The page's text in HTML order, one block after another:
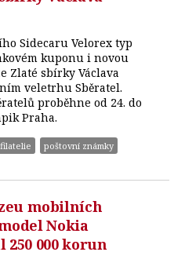
Sidecaru Velorex typ
kuponu i novou
Zlaté sbírky Václava
veletrhu Sběratel.
proběhne od 24. do
Praha.
filatelie poštovní známky
mobilních
Nokia
000 korun